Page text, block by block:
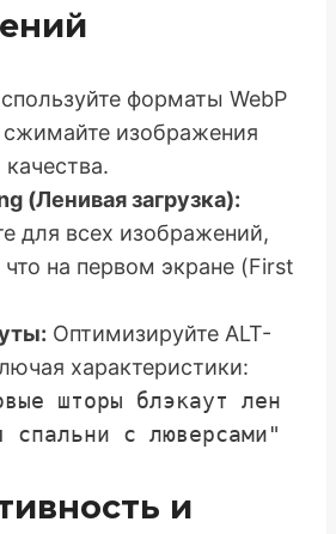
форматы WebP
сжимайте изображения
качества.
(Ленивая загрузка):
для всех изображений,
на первом экране (First
Оптимизируйте ALT-
характеристики:
шторы блэкаут лен
спальни с люверсами"
и